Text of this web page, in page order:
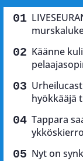
Käänne
hyökkääjä
Tappara
Nyt on